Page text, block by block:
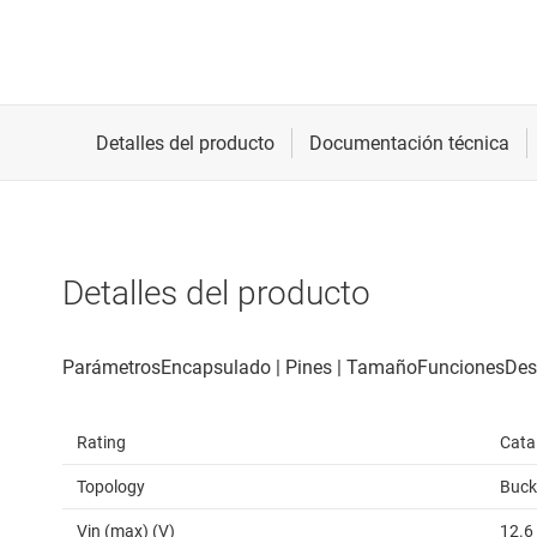
Detalles del producto
Rating
Topology Buck
Vin (max) (V) 12.6